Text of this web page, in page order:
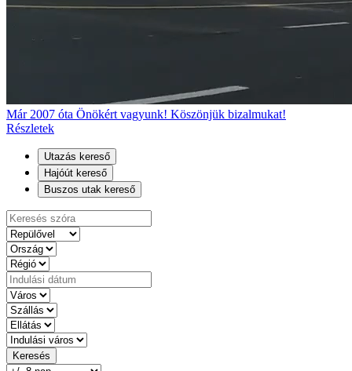
Már 2007 óta Önökért vagyunk! Köszönjük bizalmukat!
Részletek
Utazás kereső
Hajóút kereső
Buszos utak kereső
Keresés